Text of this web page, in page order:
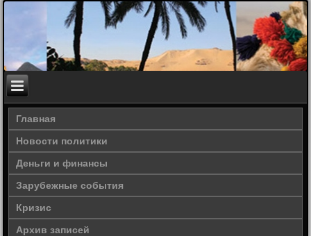
Главная
Новости политики
Деньги и финансы
Зарубежные события
Кризис
Архив записей